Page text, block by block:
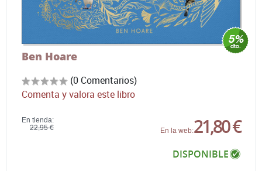
Ben Hoare
(0 Comentarios)
Comenta y valora este libro
En tienda:
22,95 €
En la web:21,80 €
DISPONIBLE